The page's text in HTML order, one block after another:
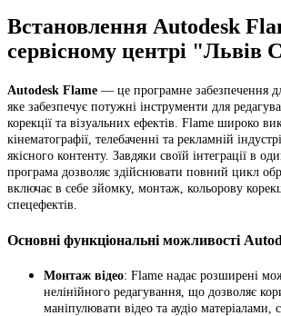
Встановлення Autodesk
сервісному центрі "Львів
Autodesk Flame — це програмне забезпечення
яке забезпечує потужні інструменти для
корекції та візуальних ефектів. Flame широко
кінематографії, телебаченні та рекламній
якісного контенту. Завдяки своїй інтеграції в
програма дозволяє здійснювати повний цикл
включає в себе зйомку, монтаж, кольорову
спецефектів.
Основні функціональні можливості
Монтаж відео: Flame надає розширені
нелінійного редагування, що дозволяє
маніпулювати відео та аудіо матеріалами,